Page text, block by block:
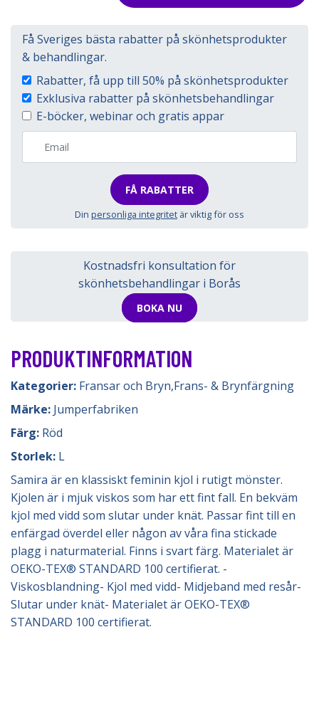
Få Sveriges bästa rabatter på skönhetsprodukter
& behandlingar.
Rabatter, få upp till 50% på skönhetsprodukter
Exklusiva rabatter på skönhetsbehandlingar
E-böcker, webinar och gratis appar
FÅ RABATTER
Din personliga integritet är viktig för oss
Kostnadsfri konsultation för
skönhetsbehandlingar i Borås
BOKA NU
PRODUKTINFORMATION
Kategorier: Fransar och Bryn,Frans- & Brynfärgning
Märke: Jumperfabriken
Färg: Röd
Storlek: L
Samira är en klassiskt feminin kjol i rutigt mönster.
Kjolen är i mjuk viskos som har ett fint fall. En bekväm
kjol med vidd som slutar under knät. Passar fint till en
enfärgad överdel eller någon av våra fina stickade
plagg i naturmaterial. Finns i svart färg. Materialet är
OEKO-TEX® STANDARD 100 certifierat. -
Viskosblandning- Kjol med vidd- Midjeband med resår-
Slutar under knät- Materialet är OEKO-TEX®
STANDARD 100 certifierat.